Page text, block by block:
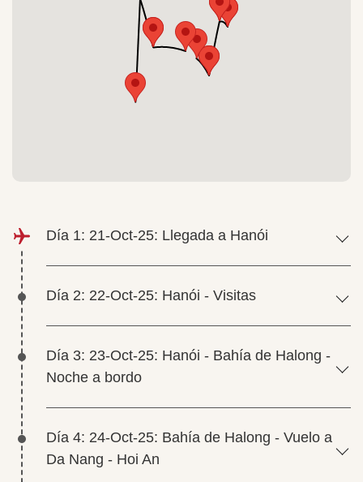
Día 1: 21-Oct-25: Llegada a Hanói
Día 2: 22-Oct-25: Hanói - Visitas
Día 3: 23-Oct-25: Hanói - Bahía de Halong -
Noche a bordo
Día 4: 24-Oct-25: Bahía de Halong - Vuelo a
Da Nang - Hoi An